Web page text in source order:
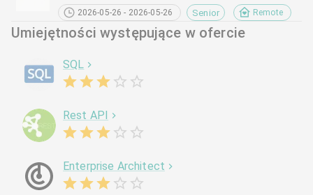
2026-05-26 - 2026-05-26
Senior Remote
Umiejętności występujące w ofercie
SQL
Rest API
Enterprise Architect